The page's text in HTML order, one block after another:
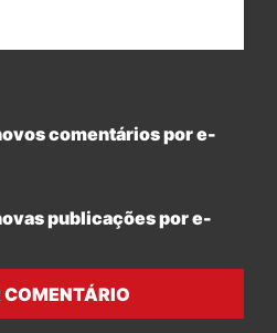
comentários por e-
publicações por e-